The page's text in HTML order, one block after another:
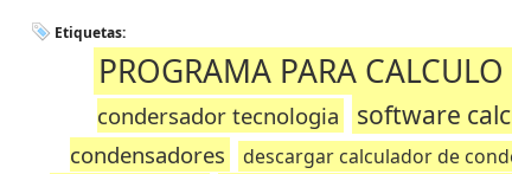
Etiquetas:
PROGRAMA PARA
condersador tecnologia
software
condensadores
descargar calculador de